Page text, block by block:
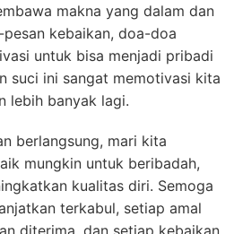
makna yang dalam dan
kebaikan, doa-doa
untuk bisa menjadi pribadi
suci ini sangat memotivasi kita
lebih banyak lagi.
berlangsung, mari kita
mungkin untuk beribadah,
kualitas diri. Semoga
terkabul, setiap amal
diterima, dan setiap kebaikan